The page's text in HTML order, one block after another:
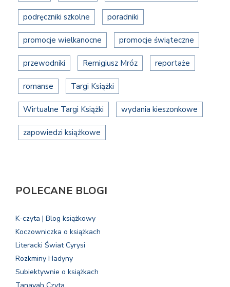
podręczniki szkolne poradniki
promocje wielkanocne promocje świąteczne
przewodniki Remigiusz Mróz reportaże
romanse Targi Książki
Wirtualne Targi Książki wydania kieszonkowe
zapowiedzi książkowe
POLECANE BLOGI
K-czyta | Blog książkowy
Koczowniczka o książkach
Literacki Świat Cyrysi
Rozkminy Hadyny
Subiektywnie o książkach